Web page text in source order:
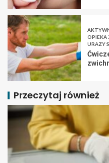
OPIEKA
URAZY
Przeczytaj również